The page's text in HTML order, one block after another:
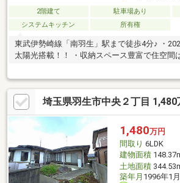
2階建て 駐車場あり
システムキッチン
所有権
東武伊勢崎線「南羽生」駅まで徒歩4分♪ ・2023年築の築浅住宅！
太陽光搭載！！ ・収納スペース豊富で住空間
埼玉県羽生市中央２丁目 1,480
1,480万円
間取り 6LDK
建物面積
土地面積
築年月 1996年1